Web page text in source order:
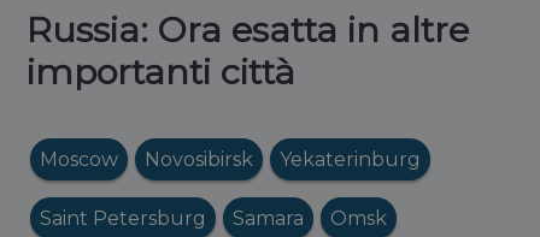
Russia: Ora esatta in altre
importanti città
Moscow Novosibirsk Yekaterinburg
Saint Petersburg Samara Omsk